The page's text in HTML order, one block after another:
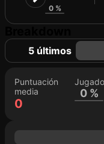
0 %
5 últimos
Puntuación
media
0
Jugado
0 %